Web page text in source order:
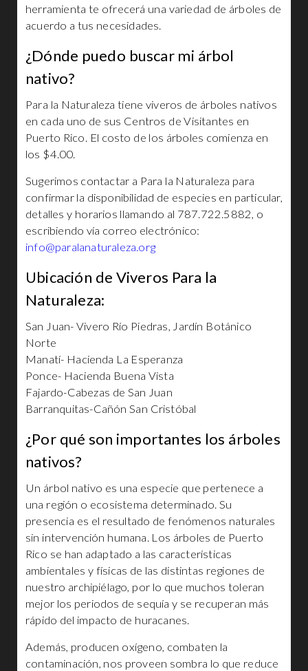
herramienta te ofrecerá una variedad de árboles de
acuerdo a tus necesidades.
¿Dónde puedo buscar mi árbol
nativo?
Para la Naturaleza tiene viveros de árboles nativos
en cada uno de sus Centros de Visitantes en
Puerto Rico. El costo de los árboles comienza en
los $4.00.
Sugerimos contactar a Para la Naturaleza para
confirmar la disponibilidad de especies en particular,
detalles y horarios llamando al 787.722.5882, o
escribiendo vía correo electrónico:
info@paralanaturaleza.org
Ubicación de Viveros Para la
Naturaleza:
San Juan- Vivero Río Piedras, Jardín Botánico
Norte
Manatí- Hacienda La Esperanza
Ponce- Hacienda Buena Vista
Fajardo-Cabezas de San Juan
Barranquitas-Cañón San Cristóbal
¿Por qué son importantes los árboles
nativos?
Un árbol nativo es una especie que pertenece a
una región o ecosistema determinado. Su
presencia es el resultado de fenómenos naturales
sin intervención humana. Los árboles de Puerto
Rico se han adaptado a las características
ambientales y físicas de las distintas regiones de
nuestro archipiélago, por lo que muchos toleran
mejor los periodos de sequía y se recuperan más
rápido del impacto de huracanes.
Además, producen oxígeno, combaten la
contaminación, nos proveen sombra lo que reduce